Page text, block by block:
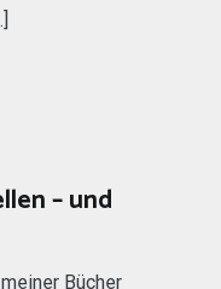
– und
Bücher